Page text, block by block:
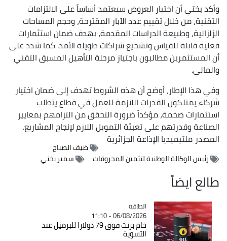
وأكد بختي أن اختيار العروض سيعتمد أساساً على الالتزامات
التقنية، من خلال تقييم عدد الآبار المقترحة، وحجم المساحات
الزلزالية، وطبيعة الدراسات المقدمة، بهدف ضمان استثمارات
فعلية قابلة للقياس وتشجيع شراكات طويلة الأمد. كما شدد على
أن المستثمرين مطالبون باجتياز مرحلة التأهيل المسبق التقني
والمالي.
وفي هذا الإطار، أوضح أن هذه الشروط تهدف إلى ضمان اختيار
شركاء يمتلكون القدرات اللازمة للعمل في قطاع يتطلب
استثمارات ضخمة، مؤكداً ضرورة التحقق من التزامهم بمعايير
الصناعة وقدرتهم على تعبئة التمويل اللازم لإنجاح المشاريع.
المصدرملتيميديا الإذاعة الجزائرية
ضيف الصباح
رئيس الوكالة الوطنية لتثمين المحروقات
سمير بختي
طالع ايضاً
Catégorie
الطاقة
06/08/2026 - 11:10
خام برنت فوق 79 دولارا للبرميل عند
التسوية